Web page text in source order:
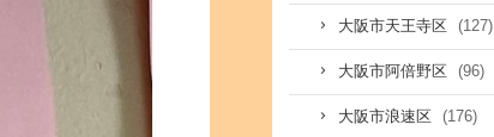
大阪市天王寺区 (127)
大阪市阿倍野区 (96)
大阪市浪速区 (176)